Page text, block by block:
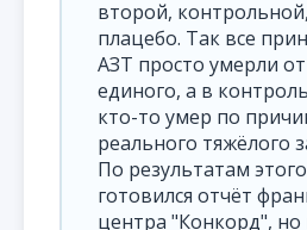
второй,
плацебо. Так все
АЗТ просто умерли
единого, а в
кто-то умер по
реального тяжёлого
По результатам
готовился отчёт
центра "Конкорд",